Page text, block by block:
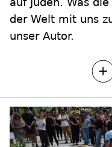
der Welt mit uns
unser Autor.